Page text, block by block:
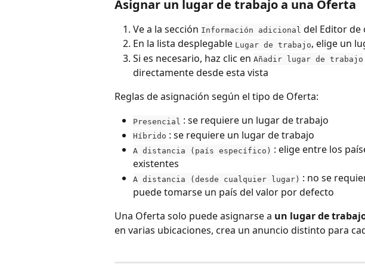
Asignar un lugar de trabajo a una Oferta
Ve a la sección Información adicional del Editor de
En la lista desplegable Lugar de trabajo, elige un
Si es necesario, haz clic en Añadir lugar de trabajo
directamente desde esta vista
Reglas de asignación según el tipo de Oferta:
Presencial : se requiere un lugar de trabajo
Híbrido : se requiere un lugar de trabajo
A distancia (país específico) : elige entre los
existentes
A distancia (desde cualquier lugar) : no se
puede tomarse un país del valor por defecto
Una Oferta solo puede asignarse a un lugar de
en varias ubicaciones, crea un anuncio distinto para